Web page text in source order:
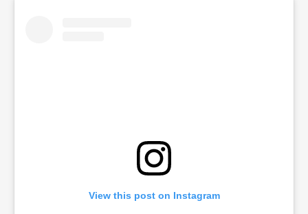
View this post on Instagram